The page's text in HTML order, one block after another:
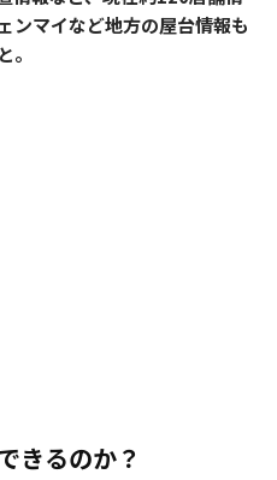
ンマイなど地方の屋台情報も
。
きるのか？